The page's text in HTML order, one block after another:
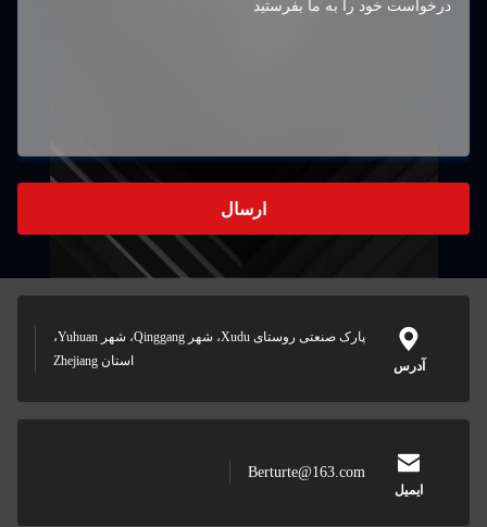
ارسال
آدرس
پارک صنعتی روستای Xudu، شهر Qinggang، شهر Yuhuan،
استان Zhejiang
ایمیل
Berturte@163.com